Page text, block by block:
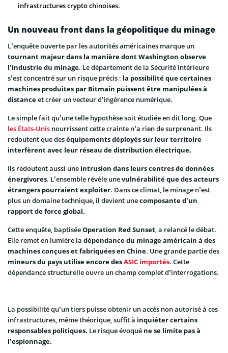
infrastructures crypto chinoises.
Un nouveau front dans la géopolitique du minage
L’enquête ouverte par les autorités américaines marque un
tournant majeur dans la manière dont Washington observe
l’industrie du minage. Le département de la Sécurité intérieure
s’est concentré sur un risque précis : la possibilité que certaines
machines produites par Bitmain puissent être manipulées à
distanceet créer un vecteur d’ingérence numérique.
Le simple fait qu’une telle hypothèse soit étudiée en dit long. Que
les États-Unis nourrissent cette crainte n’a rien de surprenant. Ils
redoutent que deséquipements déployés sur leur territoire
interfèrent avec leur réseau de distribution électrique.
Ils redoutent aussi une intrusion dans leurs centres de données
énergivores. L’ensemble révèle unevulnérabilité que des acteurs
étrangers pourraient exploiter. Dans ce climat, le minage n’est
plus un domaine technique, il devient unecomposante d’un
rapport de force global.
Cette enquête, baptiséeOperation Red Sunset, a relancé le débat.
Elle remet en lumière la dépendance du minage américain à des
machines conçues et fabriquées en Chine. Une grande partie des
mineurs du pays utilise encore desASIC importés. Cette
dépendance structurelle ouvre un champ complet d’interrogations.
La possibilité qu’un tiers puisse obtenir un accès non autorisé à ces
infrastructures, même théorique, suffit à inquiéter certains
responsables politiques. Le risque évoqué ne se limite pas à
l’espionnage.